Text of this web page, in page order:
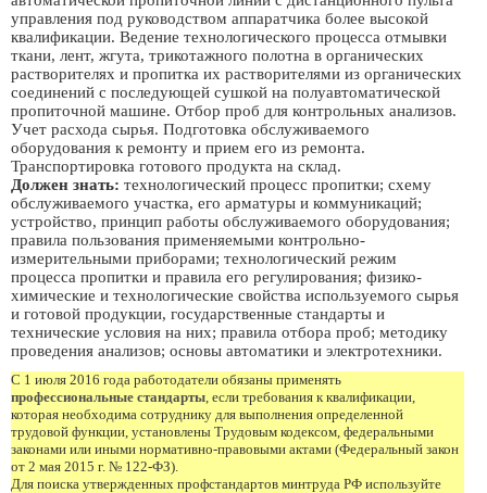
управления под руководством аппаратчика более высокой
квалификации. Ведение технологического процесса отмывки
ткани, лент, жгута, трикотажного полотна в органических
растворителях и пропитка их растворителями из органических
соединений с последующей сушкой на полуавтоматической
пропиточной машине. Отбор проб для контрольных анализов.
Учет расхода сырья. Подготовка обслуживаемого
оборудования к ремонту и прием его из ремонта.
Транспортировка готового продукта на склад.
Должен знать: технологический процесс пропитки; схему
обслуживаемого участка, его арматуры и коммуникаций;
устройство, принцип работы обслуживаемого оборудования;
правила пользования применяемыми контрольно-
измерительными приборами; технологический режим
процесса пропитки и правила его регулирования; физико-
химические и технологические свойства используемого сырья
и готовой продукции, государственные стандарты и
технические условия на них; правила отбора проб; методику
проведения анализов; основы автоматики и электротехники.
С 1 июля 2016 года работодатели обязаны применять
профессиональные стандарты, если требования к квалификации,
которая необходима сотруднику для выполнения определенной
трудовой функции, установлены Трудовым кодексом, федеральными
законами или иными нормативно-правовыми актами (Федеральный закон
от 2 мая 2015 г. № 122-ФЗ).
Для поиска утвержденных профстандартов минтруда РФ используйте